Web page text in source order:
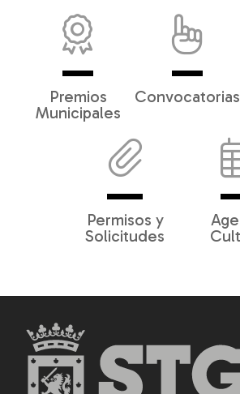
Premios
Municipales
Convocatorias
Permisos y
Solicitudes